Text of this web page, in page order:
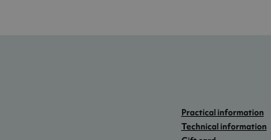
Practical information
Technical information